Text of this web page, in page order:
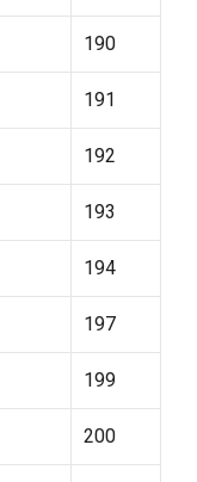
190
191
192
193
194
197
199
200